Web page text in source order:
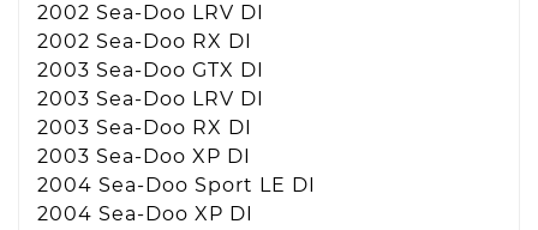
2002 Sea-Doo LRV DI
2002 Sea-Doo RX DI
2003 Sea-Doo GTX DI
2003 Sea-Doo LRV DI
2003 Sea-Doo RX DI
2003 Sea-Doo XP DI
2004 Sea-Doo Sport LE DI
2004 Sea-Doo XP DI